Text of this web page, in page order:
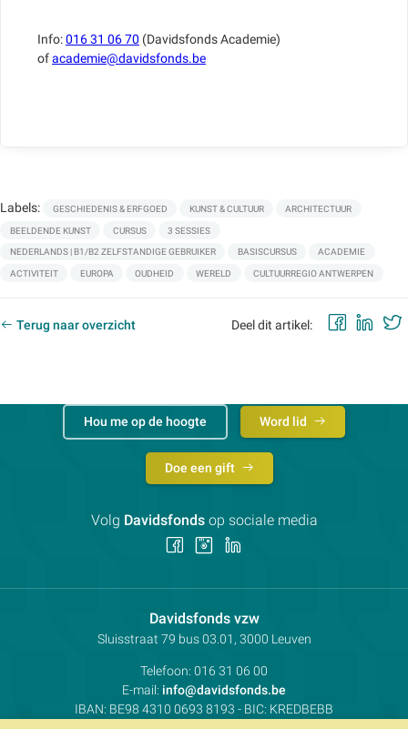
Info:016 31 06 70 (Davidsfonds Academie)
ofacademie@davidsfonds.be
Labels: GESCHIEDENIS & ERFGOED KUNST & CULTUUR ARCHITECTUUR
BEELDENDE KUNST CURSUS 3 SESSIES
NEDERLANDS | B1/B2 ZELFSTANDIGE GEBRUIKER BASISCURSUS ACADEMIE
ACTIVITEIT EUROPA OUDHEID WERELD CULTUURREGIO ANTWERPEN
Terug naar overzicht Deel dit artikel:
Davidsfonds vzwContactpersoon:
Adres:
Sluisstraat 79 bus 03.01, 3000 Leuven
Telefoon: 016 31 06 00
E-mail: info@davidsfonds.be
IBAN: BE98 4310 0693 8193 - BIC: KREDBEBB
Hou me op de hoogte Word lid
Doe een gift
Volg Davidsfondsop sociale media
Volg Volg